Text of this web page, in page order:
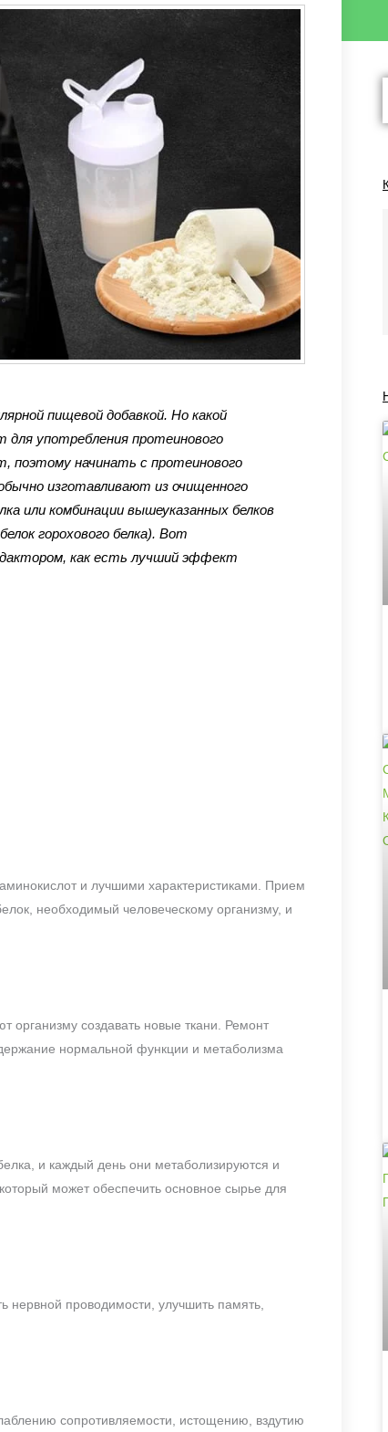
пищевой добавкой. Но какой
употребления протеинового
поэтому начинать с протеинового
изготавливают из очищенного
или комбинации вышеуказанных белков
горохового белка). Вот
как есть лучший эффект
и лучшими характеристиками. Прием
необходимый человеческому организму, и
организму создавать новые ткани. Ремонт
нормальной функции и метаболизма
и каждый день они метаболизируются и
может обеспечить основное сырье для
нервной проводимости, улучшить память,
сопротивляемости, истощению, вздутию